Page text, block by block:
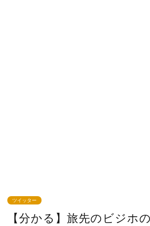
ツイッター
【分かる】旅先のビジホ